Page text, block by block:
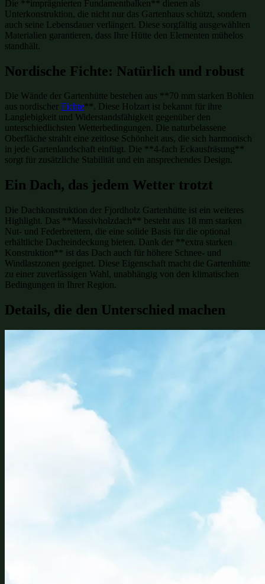
Die **imprägnierten Fundamentbalken** dienen als
Unterkonstruktion, die nicht nur das Gartenhaus schützt, sondern
auch seine Lebensdauer verlängert. Diese sorgfältig ausgewählten
Materialien garantieren, dass Ihre Hütte den Elementen mühelos
standhält.
Nordische Fichte: Natürlich und robust
Die Wände der Gartenhütte bestehen aus **70 mm starken Bohlen
aus nordischer Fichte**. Diese Holzart ist bekannt für ihre
Langlebigkeit und Widerstandsfähigkeit gegenüber den
unterschiedlichsten Wetterbedingungen. Die naturbelassene
Oberfläche strahlt eine zeitlose Schönheit aus, die sich harmonisch
in jede Gartenlandschaft einfügt. Die **4-fach Eckausfräsung**
sorgt für zusätzliche Stabilität und ein ansprechendes Design.
Ein Dach, das jedem Wetter trotzt
Die Dachkonstruktion der Fjordholz Gartenhütte ist ein weiteres
Highlight. Das **Massivholzdach** besteht aus 18 mm starken
Nut- und Federbrettern, die eine solide Basis für die optional
erhältliche Dacheindeckung bieten. Dank der **extra starken
Konstruktion** ist das Dach auch für höhere Schnee- und
Windlastzonen geeignet. Diese Eigenschaft macht die Gartenhütte
zu einer zuverlässigen Wahl, unabhängig von den klimatischen
Bedingungen in Ihrer Region.
Details, die den Unterschied machen